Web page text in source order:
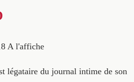
A l'affiche
légataire du journal intime de son